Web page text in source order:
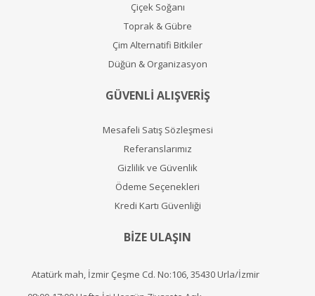
Çiçek Soğanı
Toprak & Gübre
Çim Alternatifi Bitkiler
Düğün & Organizasyon
GÜVENLİ ALIŞVERİŞ
Mesafeli Satış Sözleşmesi
Referanslarımız
Gizlilik ve Güvenlik
Ödeme Seçenekleri
Kredi Kartı Güvenliği
BİZE ULAŞIN
Atatürk mah, İzmir Çeşme Cd. No:106, 35430 Urla/İzmir